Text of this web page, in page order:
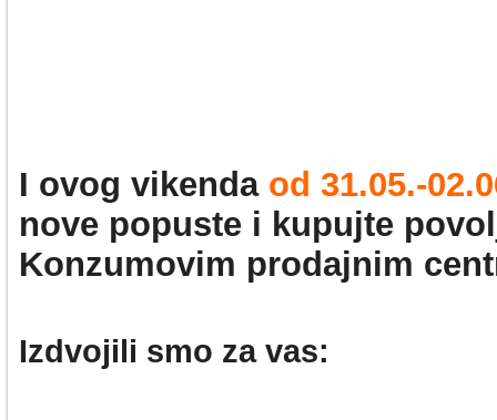
I ovog vikenda od 31.05.-
nove popuste i kupujte
Konzumovim prodajnim
Izdvojili smo za vas: